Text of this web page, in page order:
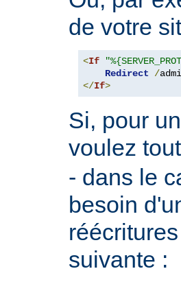
de votre
<If
Redirect
/
</If>
Si, pour
voulez
- dans le
besoin
suivante :